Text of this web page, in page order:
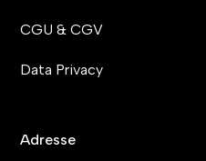
CGU & CGV
Data Privacy
Adresse